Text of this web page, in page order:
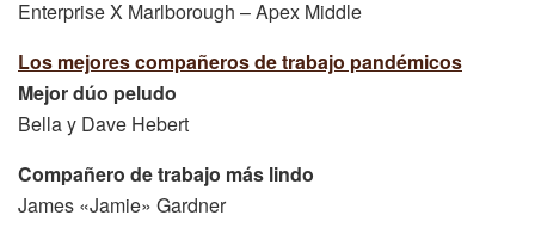
Enterprise X Marlborough – Apex Middle
Los mejores compañeros de trabajo pandémicos
Mejor dúo peludo
Bella y Dave Hebert
Compañero de trabajo más lindo
James «Jamie» Gardner